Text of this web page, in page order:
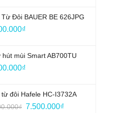
Từ Đôi BAUER BE 626JPG
₫
hút mùi Smart AB700TU
₫
từ đôi Hafele HC-I3732A
₫ Giá
7.500.000₫